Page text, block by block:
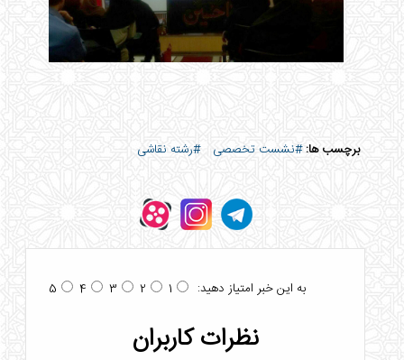
برچسب ها:#نشست تخصصی #رشته نقاشی
به این خبر امتیاز دهید: 1
2
3
4
5
نظرات کاربران